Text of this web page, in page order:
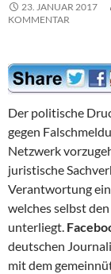
23. JANUAR 2017
KOMMENTAR
Der politische
gegen
Netzwerk
juristische
Verantwortung
welches selbst
unterliegt.
deutschen
mit dem